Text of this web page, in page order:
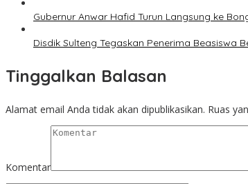
Gubernur Anwar Hafid Turun Langsung ke
Disdik Sulteng Tegaskan Penerima Beasiswa
Tinggalkan Balasan
Alamat email Anda tidak akan dipublikasikan. Ruas
Komentar